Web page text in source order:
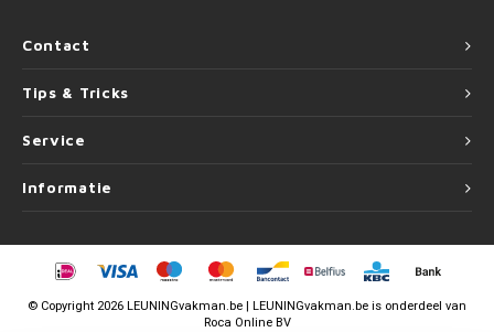
Contact
Tips & Tricks
Service
Informatie
© Copyright 2026 LEUNINGvakman.be | LEUNINGvakman.be is onderdeel van
Roca Online BV